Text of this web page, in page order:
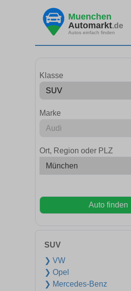
Muenchen
Automarkt.de
Autos einfach finden
Klasse
Marke
Ort, Region oder PLZ
Auto finden
SUV
❯ VW
❯ Opel
❯ Mercedes-Benz